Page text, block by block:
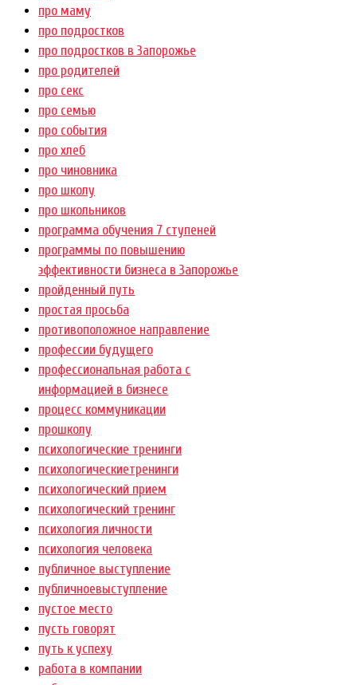
про маму
про подростков
про подростков в Запорожье
про родителей
про секс
про семью
про события
про хлеб
про чиновника
про школу
про школьников
программа обучения 7 ступеней
программы по повышению
эффективности бизнеса в Запорожье
пройденный путь
простая просьба
противоположное направление
профессии будущего
профессиональная работа с
информацией в бизнесе
процесс коммуникации
прошколу
психологические тренинги
психологическиетренинги
психологический прием
психологический тренинг
психология личности
психология человека
публичное выступление
публичноевыступление
пустое место
пусть говорят
путь к успеху
работа в компании